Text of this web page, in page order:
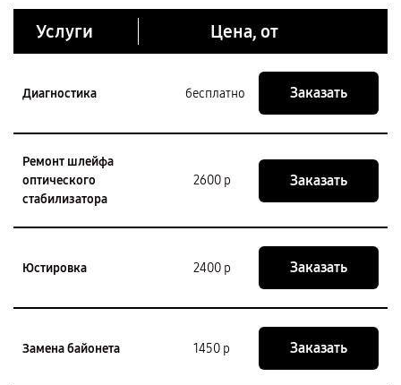
Услуги Цена, от
Диагностика бесплатно Заказать
Ремонт шлейфа
оптического
стабилизатора
2600 р Заказать
Юстировка 2400 р Заказать
Замена байонета 1450 р Заказать